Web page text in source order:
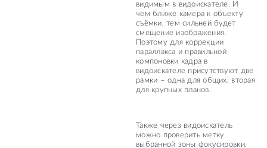
видимым в видоискателе. И
чем ближе камера к объекту
съёмки, тем сильней будет
смещение изображения.
Поэтому для коррекции
параллакса и правильной
компоновки кадра в
видоискателе присутствуют две
рамки – одна для общих, вторая
для крупных планов.
Также через видоискатель
можно проверить метку
выбранной зоны фокусировки.